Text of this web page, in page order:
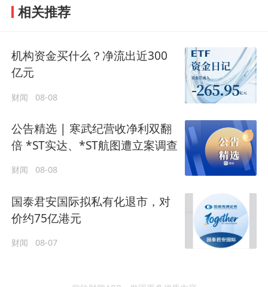
相关推荐
机构资金买什么？净流出近300
亿元
财闻 08-08
公告精选 | 寒武纪营收净利双翻
倍 *ST实达、*ST航图遭立案调查
财闻 08-08
国泰君安国际拟私有化退市，对
价约75亿港元
财闻 08-07